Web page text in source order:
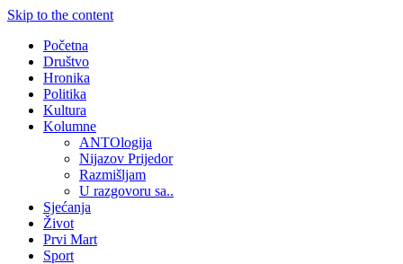
Skip to the content
Početna
Društvo
Hronika
Politika
Kultura
Kolumne
ANTOlogija
Nijazov Prijedor
Razmišljam
U razgovoru sa..
Sjećanja
Život
Prvi Mart
Sport